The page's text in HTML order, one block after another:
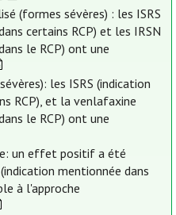
(formes sévères) : les ISRS
certains RCP) et les IRSN
le RCP) ont une
les ISRS (indication
RCP), et la venlafaxine
le RCP) ont une
un effet positif a été
mentionnée dans
à l'approche